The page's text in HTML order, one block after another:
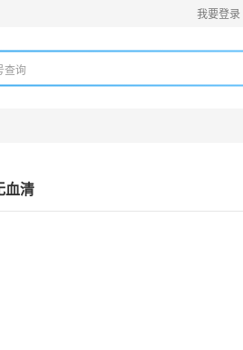
我要登录
血清